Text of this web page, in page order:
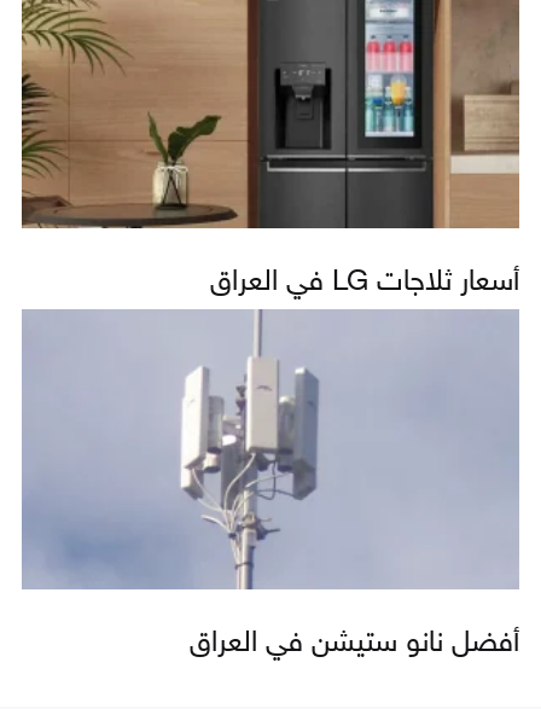
أسعار ثلاجات LG في العراق
أفضل نانو ستيشن في العراق